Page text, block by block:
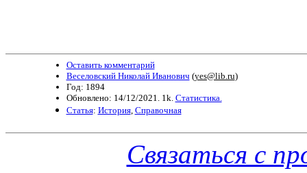
Оставить комментарий
Веселовский Николай Иванович (yes@lib.ru)
Год: 1894
Обновлено: 14/12/2021. 1k. Статистика.
Статья: История, Справочная
Связаться с